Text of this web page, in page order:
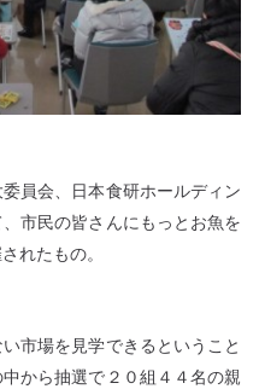
員会、日本食研ホールディン
市民の皆さんにもっとお魚を
れたもの。
市場を見学できるということ
から抽選で２０組４４名の親